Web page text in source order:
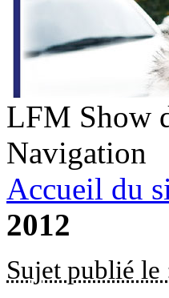
LFM Show
Navigation
Accueil du
2012
Sujet publié